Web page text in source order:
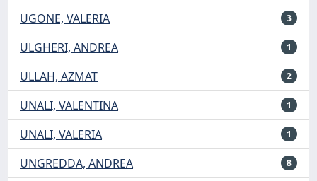
UGONE, VALERIA 3
ULGHERI, ANDREA 1
ULLAH, AZMAT 2
UNALI, VALENTINA 1
UNALI, VALERIA 1
UNGREDDA, ANDREA 8